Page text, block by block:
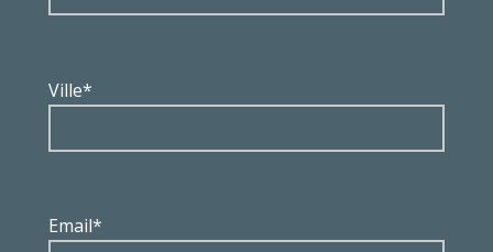
Ville*
Email*